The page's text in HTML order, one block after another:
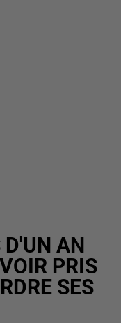
D'UN AN
PRIS
SES